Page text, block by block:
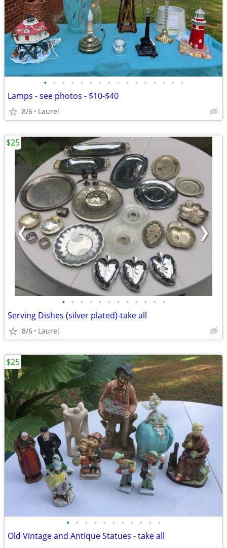
• • • • • • • • • • • • • • • •
Lamps - see photos - $10-$40
8/6 Laurel
• • • • • • • • • • • •
Serving Dishes (silver plated)-take all
8/6 Laurel
$25
• • • • • • • • • • •
Old Vintage and Antique Statues - take all
$25